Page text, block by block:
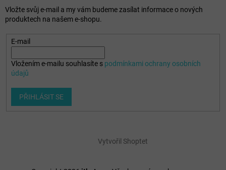
Vložte svůj e-mail a my vám budeme zasílat informace o nových
produktech na našem e-shopu.
E-mail
Vložením e-mailu souhlasíte s podmínkami ochrany osobních
údajů
PŘIHLÁSIT SE
Vytvořil Shoptet